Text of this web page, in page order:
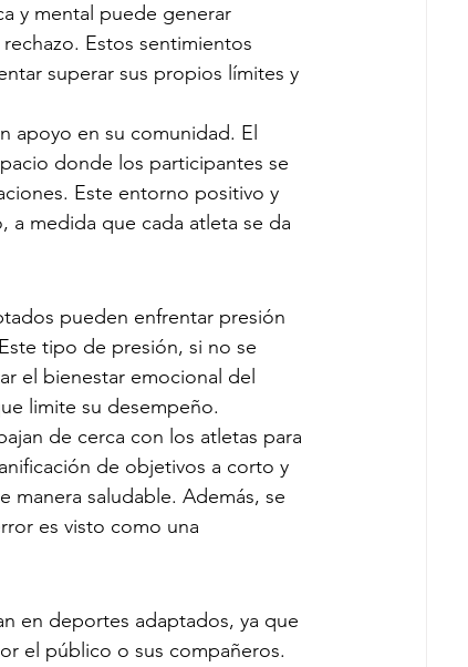
y mental puede generar
Estos sentimientos
superar sus propios límites y
apoyo en su comunidad. El
donde los participantes se
Este entorno positivo y
a medida que cada atleta se da
pueden enfrentar presión
tipo de presión, si no se
el bienestar emocional del
limite su desempeño.
de cerca con los atletas para
de objetivos a corto y
manera saludable. Además, se
es visto como una
en deportes adaptados, ya que
el público o sus compañeros.